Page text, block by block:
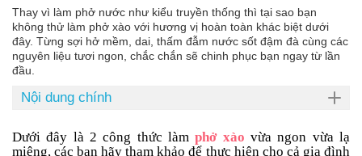
Bé
vệ
sinh
Bé
mặc
đi
ra
Thay vì làm phở nước như kiểu truyền thống thì tại sao bạn
không thử làm phở xào với hương vị hoàn toàn khác biệt dưới
đây. Từng sợi hở mềm, dai, thấm đẫm nước sốt đậm đà cùng các
nguyên liệu tươi ngon, chắc chắn sẽ chinh phục bạn ngay từ lần
đầu.
Nội dung chính
Dưới đây là 2 công thức làmphở xào vừa ngon vừa lạ
miệng, các bạn hãy tham khảo để thực hiện cho cả gia đình